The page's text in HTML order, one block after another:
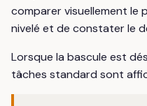
comparer visuellement le
nivelé et de constater le
Lorsque la bascule est
tâches standard sont